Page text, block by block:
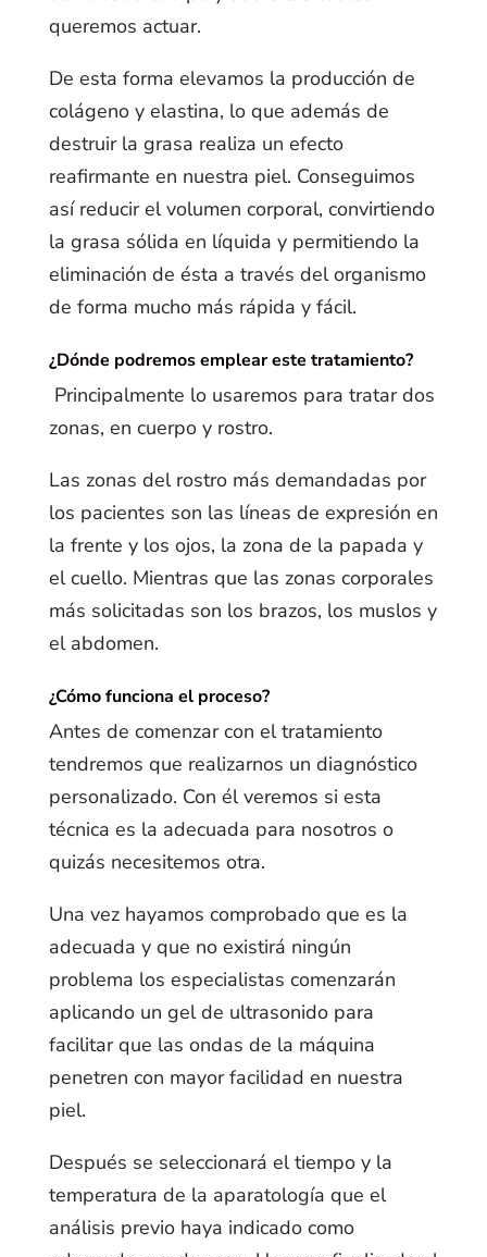
queremos actuar.
De esta forma elevamos la producción de
colágeno y elastina, lo que además de
destruir la grasa realiza un efecto
reafirmante en nuestra piel. Conseguimos
así reducir el volumen corporal, convirtiendo
la grasa sólida en líquida y permitiendo la
eliminación de ésta a través del organismo
de forma mucho más rápida y fácil.
¿Dónde podremos emplear este tratamiento?
Principalmente lo usaremos para tratar dos
zonas, en cuerpo y rostro.
Las zonas del rostro más demandadas por
los pacientes son las líneas de expresión en
la frente y los ojos, la zona de la papada y
el cuello. Mientras que las zonas corporales
más solicitadas son los brazos, los muslos y
el abdomen.
¿Cómo funciona el proceso?
Antes de comenzar con el tratamiento
tendremos que realizarnos un diagnóstico
personalizado. Con él veremos si esta
técnica es la adecuada para nosotros o
quizás necesitemos otra.
Una vez hayamos comprobado que es la
adecuada y que no existirá ningún
problema los especialistas comenzarán
aplicando un gel de ultrasonido para
facilitar que las ondas de la máquina
penetren con mayor facilidad en nuestra
piel.
Después se seleccionará el tiempo y la
temperatura de la aparatología que el
análisis previo haya indicado como